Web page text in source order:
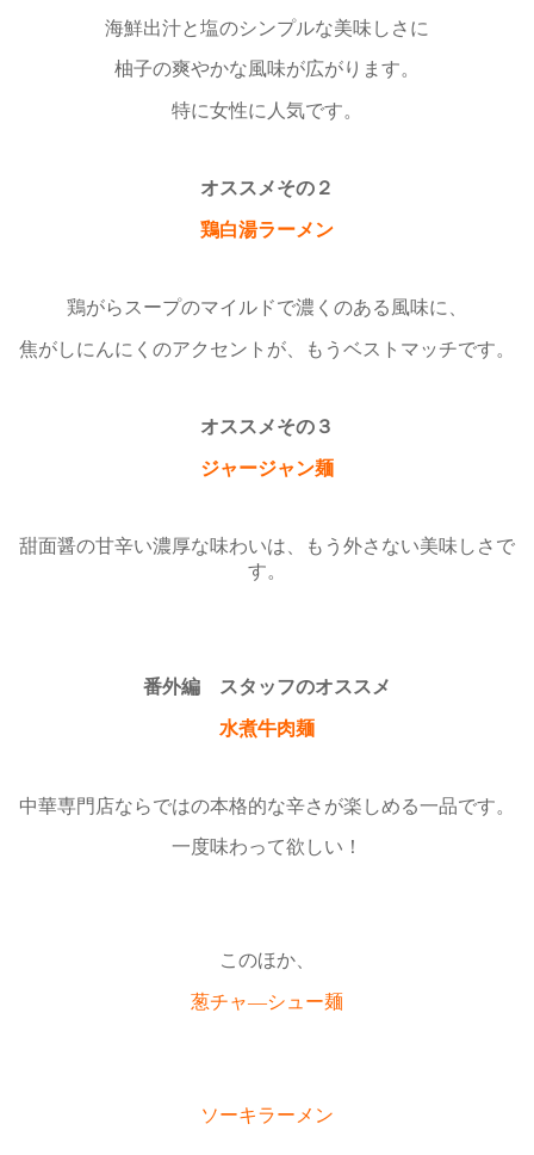
海鮮出汁と塩のシンプルな美味しさに
柚子の爽やかな風味が広がります。
特に女性に人気です。
オススメその２
鶏白湯ラーメン
鶏がらスープのマイルドで濃くのある風味に、
焦がしにんにくのアクセントが、もうベストマッチです。
オススメその３
ジャージャン麺
甜面醤の甘辛い濃厚な味わいは、もう外さない美味しさで
す。
番外編 スタッフのオススメ
水煮牛肉麺
中華専門店ならではの本格的な辛さが楽しめる一品です。
一度味わって欲しい！
このほか、
葱チャ―シュー麺
ソーキラーメン